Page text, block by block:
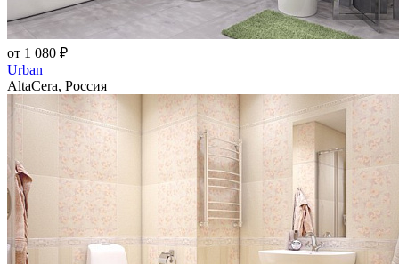
от 1 080 ₽
Urban
AltaCera, Россия